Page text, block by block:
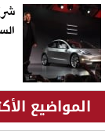
المواضيع